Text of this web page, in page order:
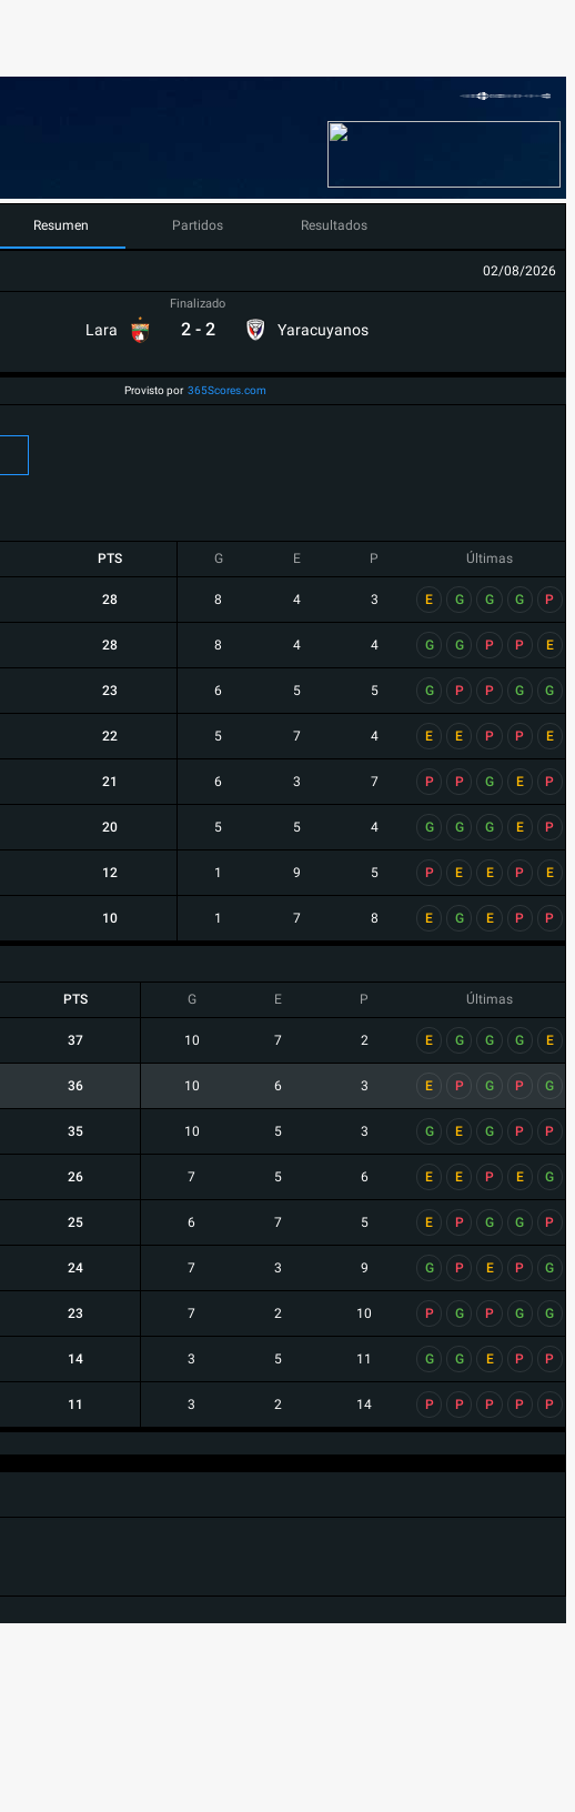
Resumen Partidos Resultados
02/08/2026
Lara
Finalizado
2 - 2 Yaracuyanos
Provisto por 365Scores.com
PTS G E P Últimas
28 8 4 3 E G G G P
28 8 4 4 G G P P E
23 6 5 5 G P P G G
22 5 7 4 E E P P E
21 6 3 7 P P G E P
20 5 5 4 G G G E P
12 1 9 5 P E E P E
10 1 7 8 E G E P P
PTS G E P Últimas
37 10 7 2 E G G G E
36 10 6 3 E P G P G
35 10 5 3 G E G P P
26 7 5 6 E E P E G
25 6 7 5 E P G G P
24 7 3 9 G P E P G
23 7 2 10 P G P G G
14 3 5 11 G G E P P
11 3 2 14 P P P P P